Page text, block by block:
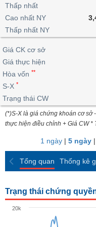
lỗ
dịch
nội
Niên
giám
Tài
liệu
cổ
Định
giá
ngoài
doanh
Top
cổ
phiếu
ngành
giao
dịch
dịch
Chứng
quyền
quan
Thống
giao
dịch
Thống
giao
dịch
Tin
tức
Phân
tích
kỹ
thuật
trực
tuyến
Bộ
lọc
cổ
So
sánh
Báo
cáo
Vĩ
mô
lai
Chứng
quyền
Trái
phiếu
IR
Awards
tạo
Dịch
vụ
Thấp nhất
Cao nhất NY
Thấp nhất NY
Giá CK cơ sở
Giá thực hiện
Hòa vốn **
S-X *
Trạng thái CW
(*)S-X là giá chứng khoán cơ sở
thực hiện điều chỉnh + Giá CW *
1 ngày| 5 ngày|
Tổng quan Thống kê
Trạng thái chứng
20k
BẤT
ĐỘNG
SẢN
TÀI
CHÍNH
HÀNG
KINH